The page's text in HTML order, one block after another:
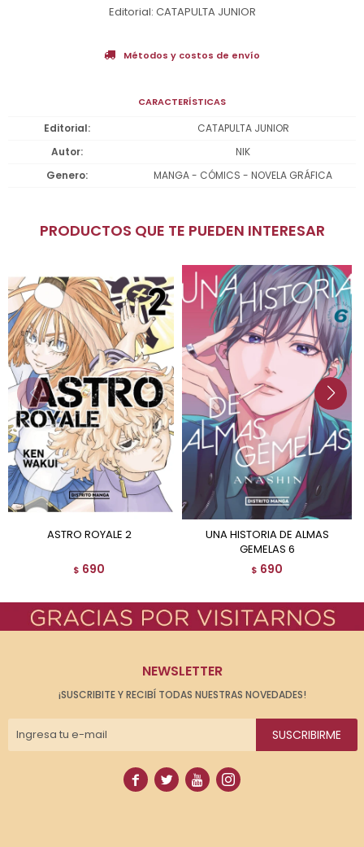
Editorial: CATAPULTA JUNIOR
Métodos y costos de envío
CARACTERÍSTICAS
Editorial
CATAPULTA JUNIOR
Autor
NIK
Genero
MANGA - CÓMICS - NOVELA GRÁFICA
PRODUCTOS QUE TE PUEDEN INTERESAR
ASTRO ROYALE 2
$ 690
UNA HISTORIA DE ALMAS
GEMELAS 6
$ 690
NEWSLETTER
¡SUSCRIBITE Y RECIBÍ TODAS NUESTRAS NOVEDADES!
SUSCRIBIRME
   